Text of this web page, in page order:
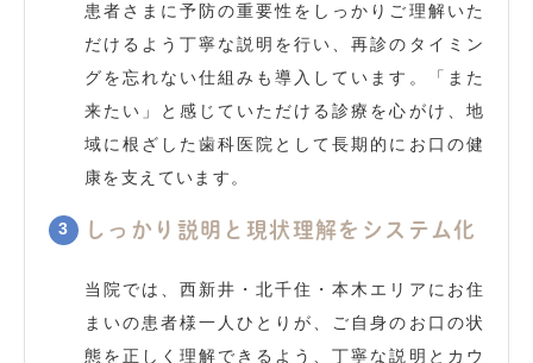
患者さまに予防の重要性をしっかりご理解いた
だけるよう丁寧な説明を行い、再診のタイミン
グを忘れない仕組みも導入しています。「また
来たい」と感じていただける診療を心がけ、地
域に根ざした歯科医院として長期的にお口の健
康を支えています。
しっかり説明と現状理解をシステム化
当院では、西新井・北千住・本木エリアにお住
まいの患者様一人ひとりが、ご自身のお口の状
態を正しく理解できるよう、丁寧な説明とカウ